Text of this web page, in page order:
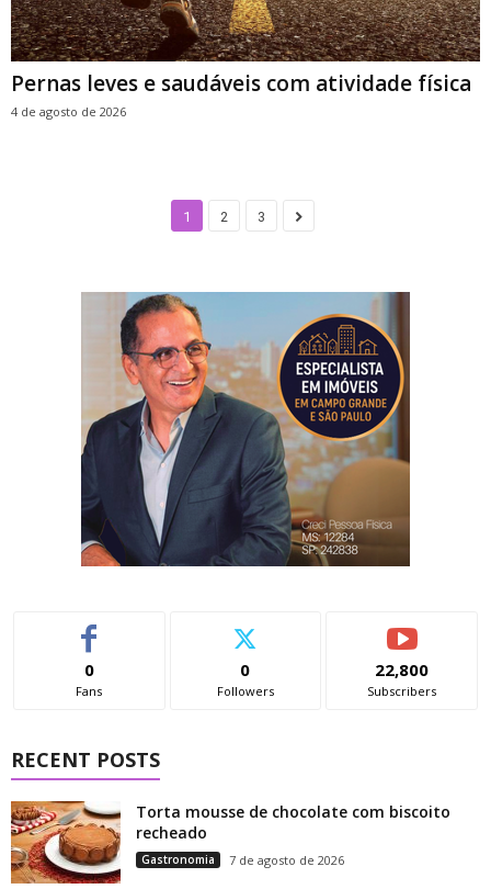
Pernas leves e saudáveis com atividade física
4 de agosto de 2026
1 2 3
0
Fans
0
Followers
22,800
Subscribers
RECENT POSTS
Torta mousse de chocolate com biscoito
recheado
Gastronomia 7 de agosto de 2026